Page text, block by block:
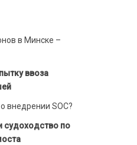
в Минске –
ввоза
внедрении SOC?
судоходство по